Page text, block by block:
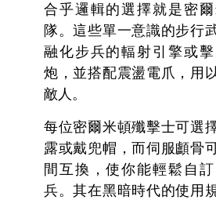
合乎邏輯的選擇就是密
隊。這些單一意識的步行
融化步兵的輻射引擎或
炮，並搭配震盪電爪，用
敵人。
每位密爾米頓殲擊士可選
露或戴兜帽，而伺服顱骨
間互換，使你能輕鬆自
兵。其在黑暗時代的使用